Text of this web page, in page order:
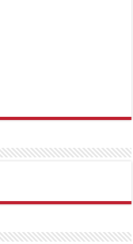
MatadorbetMariobet